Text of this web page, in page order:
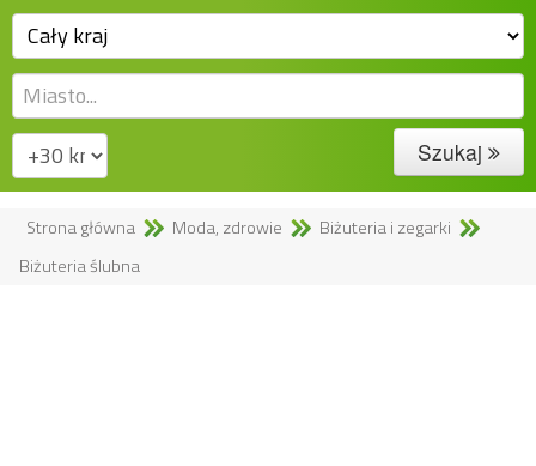
Szukaj
Strona główna Moda, zdrowie
Biżuteria i zegarki
Biżuteria ślubna